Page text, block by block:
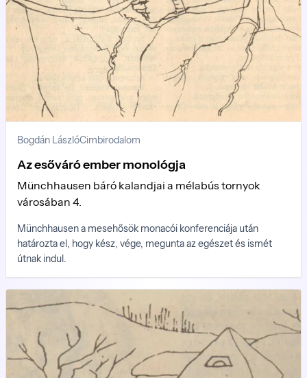
Bogdán LászlóCimbirodalom
Az esőváró ember monológja
Münchhausen báró kalandjai a mélabús tornyok
városában 4.
Münchhausen a mesehősök monacói konferenciája után
határozta el, hogy kész, vége, megunta az egészet és ismét
útnak indul.